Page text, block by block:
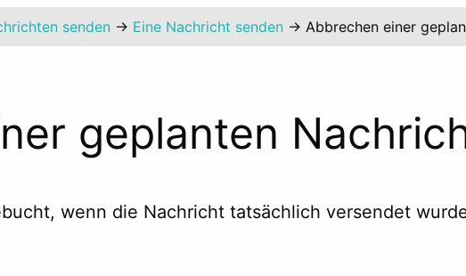
senden → Eine Nachricht senden → Abbrechen einer
geplanten
wenn die Nachricht tatsächlich versendet